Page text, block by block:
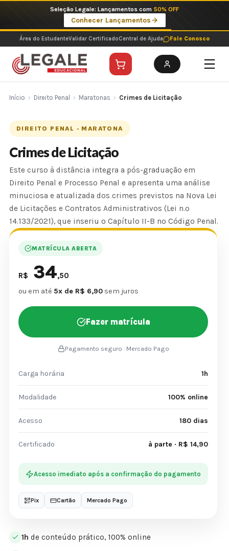
o
conteúdo
Seleção Legale: Lançamentos com 50% OFF
Conhecer Lançamentos
Área do EstudanteValidar CertificadoCentral de Ajuda Fale Conosco
Início › Direito Penal › Maratonas › Crimes de Licitação
DIREITO PENAL · MARATONA
Crimes de Licitação
Este curso à distância integra a pós-graduação em
Direito Penal e Processo Penal e apresenta uma análise
minuciosa e atualizada dos crimes previstos na Nova Lei
de Licitações e Contratos Administrativos (Lei n.º
14.133/2021), que inseriu o Capítulo II-B no Código Penal.
1h de conteúdo prático, 100% online
MATRÍCULA ABERTA
R$ 34,50
ou em até 5x de R$ 6,90 sem juros
Fazer matrícula
Pagamento seguro · Mercado Pago
Carga horária 1h
Modalidade 100% online
Acesso 180 dias
Certificado à parte · R$ 14,90
Acesso imediato após a confirmação do pagamento
Pix Cartão Mercado Pago